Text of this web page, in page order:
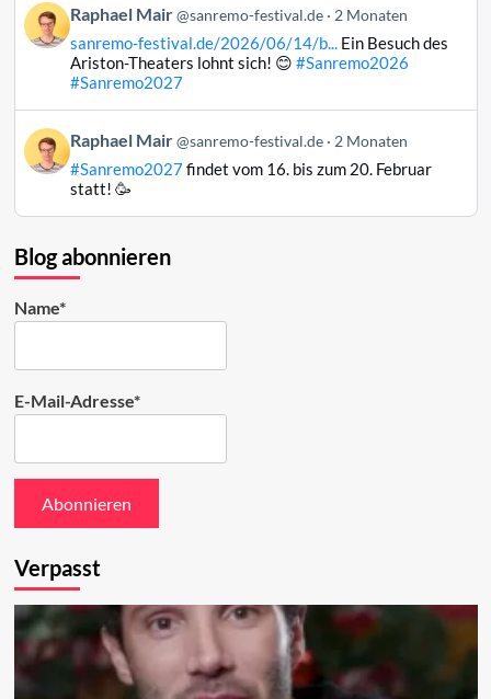
Bluesky
ansehen
Beitrag
von
Raphael
ansehen
Raphael Mair @sanremo-festival.de 2 Monaten
sanremo-festival.de/2026/06/14/b...Ein Besuch des
Ariston-Theaters lohnt sich! 😊 #Sanremo2026
#Sanremo2027
Beitrag
von
Raphael
Bluesky
ansehen
Raphael Mair @sanremo-festival.de 2 Monaten
#Sanremo2027findet vom 16. bis zum 20. Februar
statt! 🥳
Blog abonnieren
Name*
E-Mail-Adresse*
Verpasst